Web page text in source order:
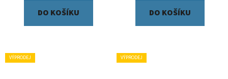
DO KOŠÍKU DO KOŠÍKU
VÝPRODEJ VÝPRODEJ